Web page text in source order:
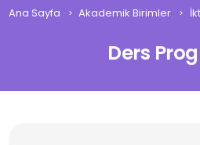
Ana Sayfa Akademik Birimler
Ders